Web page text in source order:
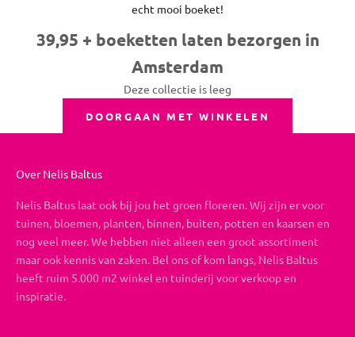
echt mooi boeket!
39,95 + boeketten laten bezorgen in
Amsterdam
Deze collectie is leeg
DOORGAAN MET WINKELEN
Over Nelis Baltus
Nelis Baltus laat ook bij jou het groen floreren. Wij zijn er voor
tuinen, bloemen, planten, binnen, buiten, potten en kaarsen en
nog veel meer. We hebben niet alleen een groot assortiment
maar ook kennis van zaken. Bel ons of kom langs, Nelis Baltus
heeft ruim 5.000 m2 winkel en tuinderij voor verkoop en
inspiratie.